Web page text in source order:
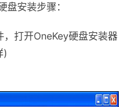
安装步骤：
打开OneKey硬盘安装器
)